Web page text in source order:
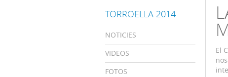
El
TORROELLA 2014
NOTICIES
VIDEOS
FOTOS